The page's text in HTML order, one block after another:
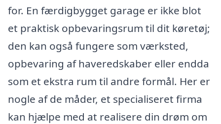
for. En færdigbygget garage er ikke blot
et praktisk opbevaringsrum til dit køretøj;
den kan også fungere som værksted,
opbevaring af haveredskaber eller endda
som et ekstra rum til andre formål. Her er
nogle af de måder, et specialiseret firma
kan hjælpe med at realisere din drøm om